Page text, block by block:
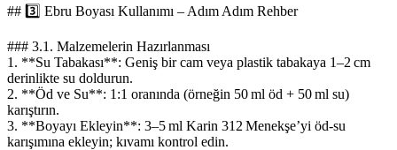
## 3️⃣ Ebru Boyası Kullanımı – Adım Adım Rehber
### 3.1. Malzemelerin Hazırlanması
1. **Su Tabakası**: Geniş bir cam veya plastik tabakaya 1–2 cm
derinlikte su doldurun.
2. **Öd ve Su**: 1:1 oranında (örneğin 50 ml öd + 50 ml su)
karıştırın.
3. **Boyayı Ekleyin**: 3–5 ml Karin 312 Menekşe’yi öd-su
karışımına ekleyin; kıvamı kontrol edin.